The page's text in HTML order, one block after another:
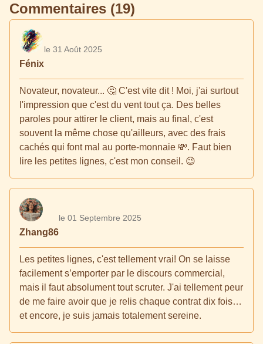
Commentaires (19)
Fénix
le 31 Août 2025
Novateur, novateur... 🤔 C'est vite dit ! Moi, j'ai surtout
l'impression que c'est du vent tout ça. Des belles
paroles pour attirer le client, mais au final, c'est
souvent la même chose qu'ailleurs, avec des frais
cachés qui font mal au porte-monnaie 💸. Faut bien
lire les petites lignes, c'est mon conseil. 😉
Zhang86
le 01 Septembre 2025
Les petites lignes, c'est tellement vrai! On se laisse
facilement s’emporter par le discours commercial,
mais il faut absolument tout scruter. J'ai tellement peur
de me faire avoir que je relis chaque contrat dix fois…
et encore, je suis jamais totalement sereine.